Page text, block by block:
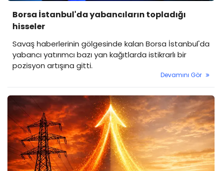
Borsa İstanbul'da yabancıların topladığı
hisseler
Savaş haberlerinin gölgesinde kalan Borsa İstanbul'da
yabancı yatırımcı bazı yan kağıtlarda istikrarlı bir
pozisyon artışına gitti.
Devamını Gör